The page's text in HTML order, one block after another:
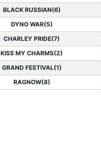
BLACK RUSSIAN(6)
DYNO WAR(5)
CHARLEY PRIDE(7)
KISS MY CHARMS(2)
GRAND FESTIVAL(1)
RAGNOW(8)